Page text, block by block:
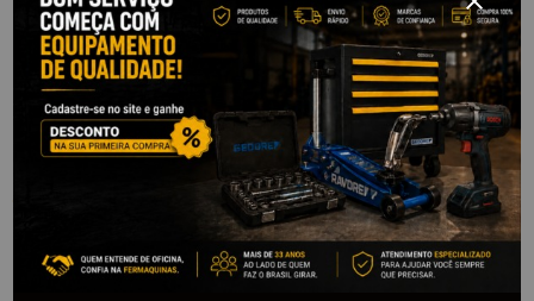
ferramentas manuais jogo de chave de fixa
Chave Fixa Jogo 6 Peças 6 a 17 mm -
Robust